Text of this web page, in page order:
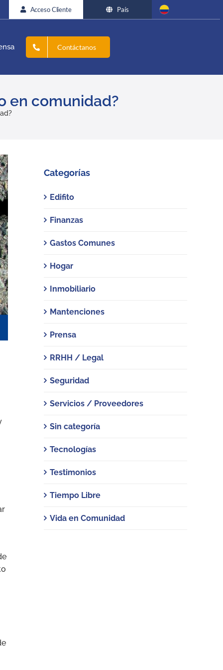
Acceso Cliente País
Contáctanos
en comunidad?
Categorías
Edifito
Finanzas
Gastos Comunes
Hogar
Inmobiliario
Mantenciones
Prensa
RRHH / Legal
Seguridad
Servicios / Proveedores
Sin categoría
Tecnologías
Testimonios
Tiempo Libre
Vida en Comunidad